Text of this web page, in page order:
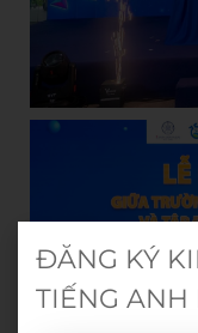
ĐĂNG KÝ
TIẾNG ANH